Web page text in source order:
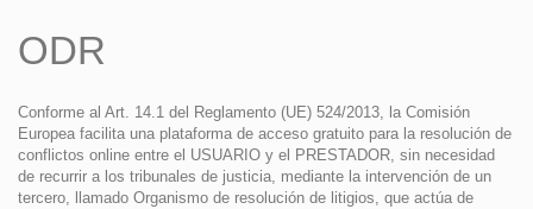
ODR
Conforme al Art. 14.1 del Reglamento (UE) 524/2013, la Comisión
Europea facilita una plataforma de acceso gratuito para la resolución de
conflictos online entre el USUARIO y el PRESTADOR, sin necesidad
de recurrir a los tribunales de justicia, mediante la intervención de un
tercero, llamado Organismo de resolución de litigios, que actúa de